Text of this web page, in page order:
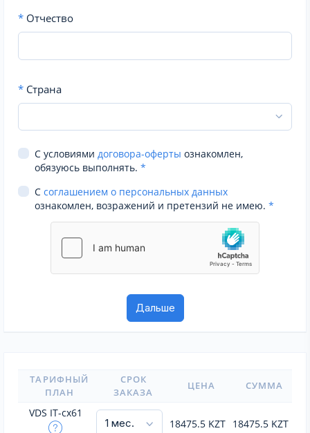
* Отчество
* Страна
С условиями договора-оферты ознакомлен,
обязуюсь выполнять. *
С соглашением о персональных данных
ознакомлен, возражений и претензий не имею. *
ТАРИФНЫЙ
ПЛАН
СРОК
ЗАКАЗА
ЦЕНА СУММА
VDS IT-cx61
18475.5 KZT 18475.5 KZT